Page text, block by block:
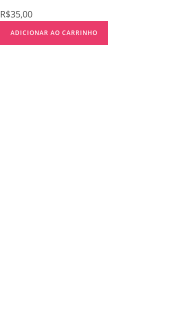
R$35,00
ADICIONAR AO CARRINHO